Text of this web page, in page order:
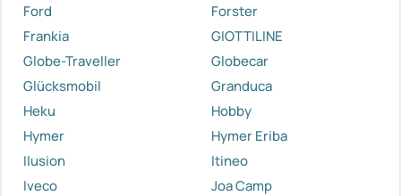
Ford
Forster
Frankia
GIOTTILINE
Globe-Traveller
Globecar
Glücksmobil
Granduca
Heku
Hobby
Hymer
Hymer Eriba
Ilusion
Itineo
Iveco
Joa Camp